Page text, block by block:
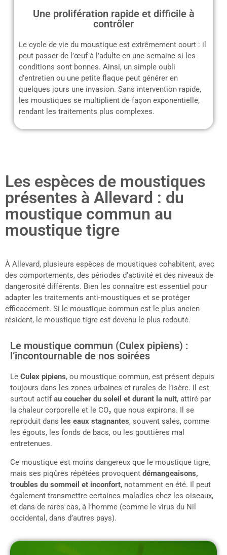
Une prolifération rapide et difficile à
contrôler
Le cycle de vie du moustique est extrêmement court : il
peut passer de l’œuf à l’adulte en une semaine si les
conditions sont bonnes. Ainsi, un simple oubli
d’entretien ou une petite flaque peut générer en
quelques jours une invasion. Sans intervention rapide,
les moustiques se multiplient de façon exponentielle,
rendant les traitements plus complexes.
Les espèces de moustiques
présentes à Allevard : du
moustique commun au
moustique tigre
À Allevard, plusieurs espèces de moustiques cohabitent, avec
des comportements, des périodes d’activité et des niveaux de
dangerosité différents. Bien les connaître est essentiel pour
adapter les traitements anti-moustiques et se protéger
efficacement. Si le moustique commun est le plus ancien
résident, le moustique tigre est devenu le plus redouté.
Le moustique commun (Culex pipiens) :
l’incontournable de nos soirées
Le Culex pipiens, ou moustique commun, est présent depuis
toujours dans les zones urbaines et rurales de l’Isère. Il est
surtout actif au coucher du soleil et durant la nuit, attiré par
la chaleur corporelle et le CO₂ que nous expirons. Il se
reproduit dans les eaux stagnantes, souvent sales, comme
les égouts, les fonds de bacs, ou les gouttières mal
entretenues.
Ce moustique est moins dangereux que le moustique tigre,
mais ses piqûres répétées provoquent démangeaisons,
troubles du sommeil et inconfort, notamment en été. Il peut
également transmettre certaines maladies chez les oiseaux,
et dans de rares cas, à l’homme (comme le virus du Nil
occidental, dans d’autres pays).